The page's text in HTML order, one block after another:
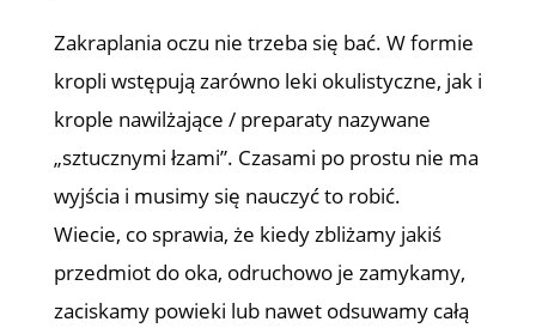
Zakraplania oczu nie trzeba się bać. W formie
kropli wstępują zarówno leki okulistyczne, jak i
krople nawilżające / preparaty nazywane
„sztucznymi łzami”. Czasami po prostu nie ma
wyjścia i musimy się nauczyć to robić.
Wiecie, co sprawia, że kiedy zbliżamy jakiś
przedmiot do oka, odruchowo je zamykamy,
zaciskamy powieki lub nawet odsuwamy całą